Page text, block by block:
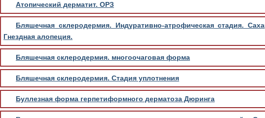
Атопический дерматит. ОРЗ
Бляшечная склеродермия. Индуративно-атрофическая стадия.
Гнездная алопеция.
Бляшечная склеродермия. многоочаговая форма
Бляшечная склеродермия. Стадия уплотнения
Буллезная форма герпетиформного дерматоза Дюринга